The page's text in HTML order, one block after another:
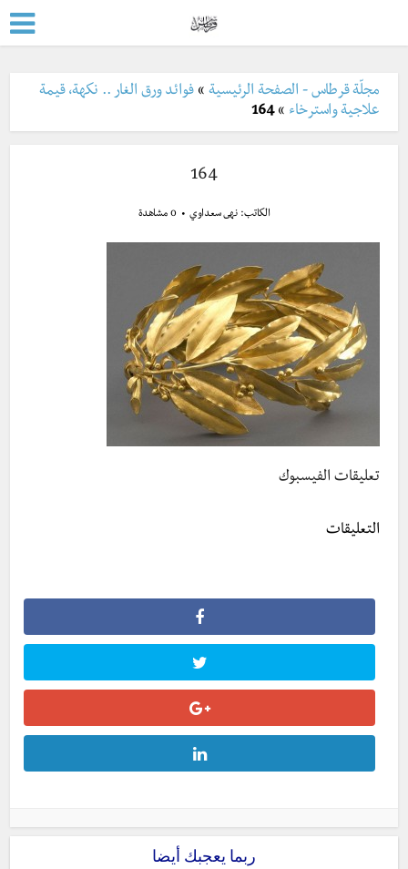
مجلّة قرطاس - الصفحة الرئيسية »فوائد ورق الغار .. نكهة، قيمة
علاجية واسترخاء »
164
164
الكاتب:نهى سعداوي 0 مشاهدة
تعليقات الفيسبوك
التعليقات
ربما يعجبك أيضا